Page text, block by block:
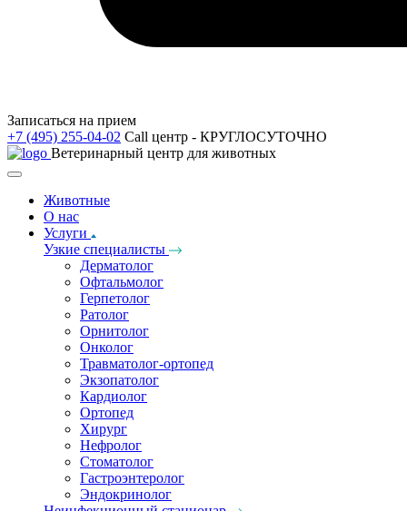
Записаться на прием
+7 (495) 255-04-02 Call центр - КРУГЛОСУТОЧНО
Ветеринарный центр для животных
Животные
О нас
Услуги
Узкие специалисты
Дерматолог
Офтальмолог
Герпетолог
Ратолог
Орнитолог
Онколог
Травматолог-ортопед
Экзопатолог
Кардиолог
Ортопед
Хирург
Нефролог
Стоматолог
Гастроэнтеролог
Эндокринолог